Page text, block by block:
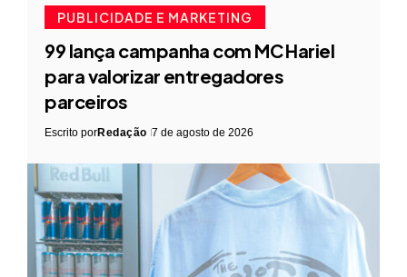
PUBLICIDADE E MARKETING
99 lança campanha com MC Hariel
para valorizar entregadores
parceiros
Escrito porRedação 7 de agosto de 2026